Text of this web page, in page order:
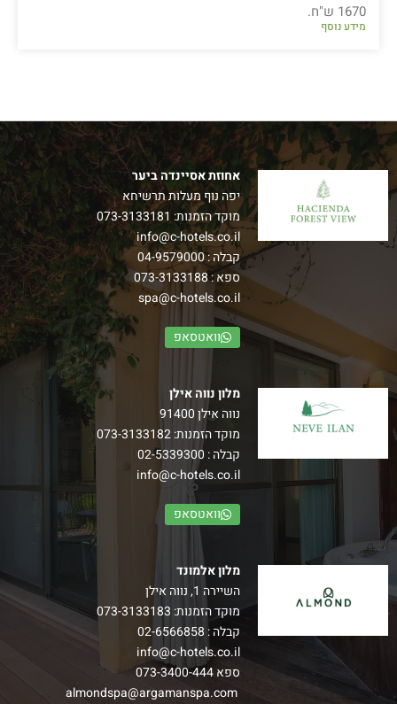
1670 ש"ח.
מידע נוסף
אחוזת אסיינדה ביער
יפה נוף מעלות תרשיחא
מוקד הזמנות: 073-3133181
info@c-hotels.co.il
קבלה :04-9579000
ספא :073-3133188
spa@c-hotels.co.il
וואטסאפ
מלון נווה אילן
נווה אילן 91400
מוקד הזמנות:073-3133182
קבלה : 02-5339300
info@c-hotels.co.il
וואטסאפ
מלון אלמונד
השיירה 1, נווה אילן
מוקד הזמנות: 073-3133183
קבלה : 02-6566858
info@c-hotels.co.il
ספא073-3400-444
almondspa@argamanspa.com